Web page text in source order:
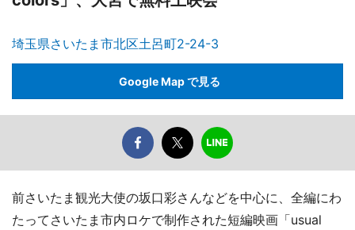
埼玉県さいたま市北区土呂町2-24-3
Google Map で見る
前さいたま観光大使の坂口彩さんなどを中心に、全編にわ
たってさいたま市内ロケで制作された短編映画「usual